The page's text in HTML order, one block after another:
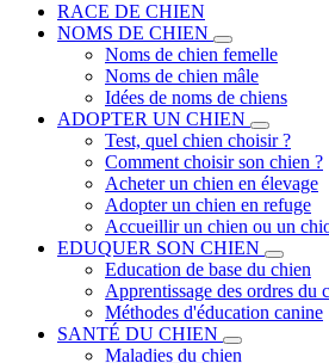
RACE DE CHIEN
NOMS DE CHIEN
Noms de chien femelle
Noms de chien mâle
Idées de noms de chiens
ADOPTER UN CHIEN
Test, quel chien choisir ?
Comment choisir son chien ?
Acheter un chien en élevage
Adopter un chien en refuge
Accueillir un chien ou un
EDUQUER SON CHIEN
Education de base du chien
Apprentissage des ordres du
Méthodes d'éducation canine
SANTÉ DU CHIEN
Maladies du chien